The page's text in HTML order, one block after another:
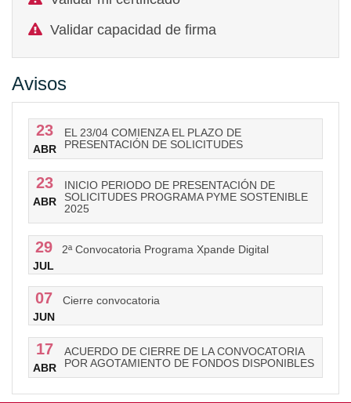
Validar capacidad de firma
Avisos
23
ABR
EL 23/04 COMIENZA EL PLAZO DE
PRESENTACIÓN DE SOLICITUDES
23
ABR
INICIO PERIODO DE PRESENTACIÓN DE
SOLICITUDES PROGRAMA PYME SOSTENIBLE
2025
29
JUL
2ª Convocatoria Programa Xpande Digital
07
JUN
Cierre convocatoria
17
ABR
ACUERDO DE CIERRE DE LA CONVOCATORIA
POR AGOTAMIENTO DE FONDOS DISPONIBLES